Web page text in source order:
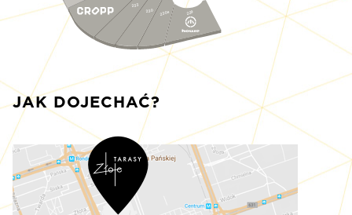
233
230 230a 229
JAK DOJECHAĆ?